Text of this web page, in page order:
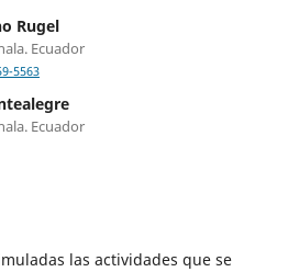
Rugel
Ecuador
5563
Ecuador
las actividades que se